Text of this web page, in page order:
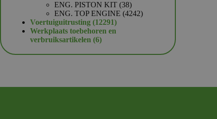
producten
ENG. PISTON KIT 3838
producten
ENG. TOP ENGINE 42424242
Voertuiguitrusting 1229112291
producten
Werkplaats toebehoren en
verbruiksartikelen 66